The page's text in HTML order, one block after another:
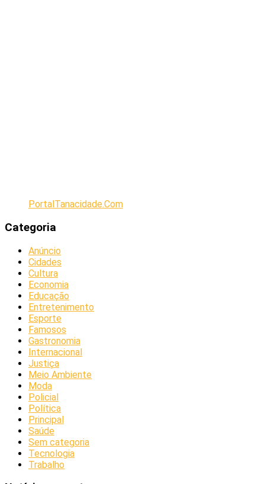
PortalTanacidade.Com
Categoria
Anúncio
Cidades
Cultura
Economia
Educação
Entretenimento
Esporte
Famosos
Gastronomia
Internacional
Justiça
Meio Ambiente
Moda
Policial
Política
Principal
Saúde
Sem categoria
Tecnologia
Trabalho